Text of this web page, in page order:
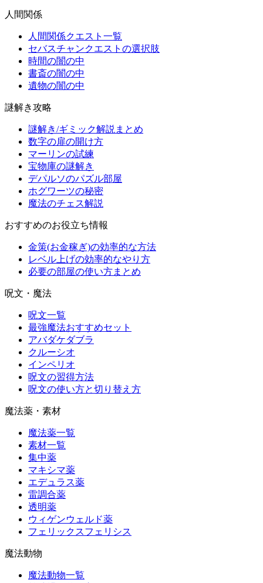
人間関係
人間関係クエスト一覧
セバスチャンクエストの選択肢
時間の闇の中
書斎の闇の中
遺物の闇の中
謎解き攻略
謎解き/ギミック解説まとめ
数字の扉の開け方
マーリンの試練
宝物庫の謎解き
デパルソのパズル部屋
ホグワーツの秘密
魔法のチェス解説
おすすめのお役立ち情報
金策(お金稼ぎ)の効率的な方法
レベル上げの効率的なやり方
必要の部屋の使い方まとめ
呪文・魔法
呪文一覧
最強魔法おすすめセット
アバダケダブラ
クルーシオ
インペリオ
呪文の習得方法
呪文の使い方と切り替え方
魔法薬・素材
魔法薬一覧
素材一覧
集中薬
マキシマ薬
エデュラス薬
雷調合薬
透明薬
ウィゲンウェルド薬
フェリックスフェリシス
魔法動物
魔法動物一覧